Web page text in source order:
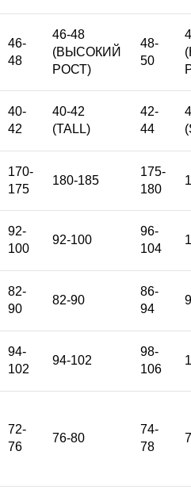
46-
48
46-48
(ВЫСОКИЙ
РОСТ)
48-
50
40-
42
40-42
(TALL)
42-
44
170-
175
180-185
175-
180
92-
100
92-100
96-
104
82-
90
82-90
86-
94
94-
102
94-102
98-
106
72-
76
76-80
74-
78